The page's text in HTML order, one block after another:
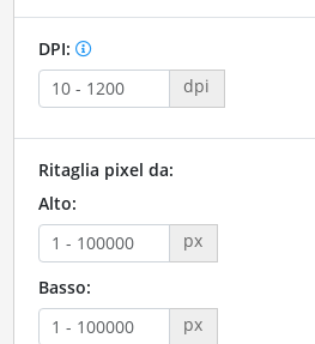
DPI:
dpi
Ritaglia pixel da:
Alto:
px
Basso:
px